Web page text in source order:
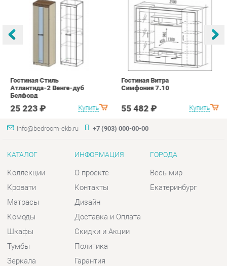
Купить
Гостиная Стиль
Атлантида-2 Венге-дуб
25 223 ₽ Купить
Гостиная Витра
Симфония 7.10
55 482 ₽
+7 (903) 000-00-00
КАТАЛОГ
Коллекции
Кровати
Матрасы
Комоды
Шкафы
Столы
Мягкая мебель
Комплектующие
О проекте
Контакты
Дизайн
Доставка и Оплата
Скидки и Акции
Гарантия
ГОРОДА
Екатеринбург
КОНТАКТЫ
Шоурум и склад самовывоза